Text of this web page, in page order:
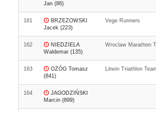
Jan (86)
161
BRZEZOWSKI
Jacek (223)
Vege Runners
162
NIEDZIELA
Waldemar (135)
Wroclaw Marathon
163
OŻÓG Tomasz
(841)
Litwin Triathlon
164
JAGODZIŃSKI
Marcin (899)